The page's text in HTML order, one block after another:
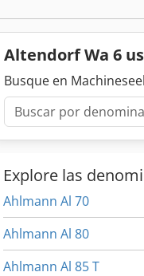
Altendorf Wa 6
Busque en
Explore las
Ahlmann Al 70
Ahlmann Al 80
Ahlmann Al 85 T